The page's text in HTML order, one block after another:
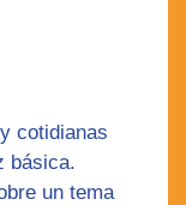
cotidianas
básica.
un tema